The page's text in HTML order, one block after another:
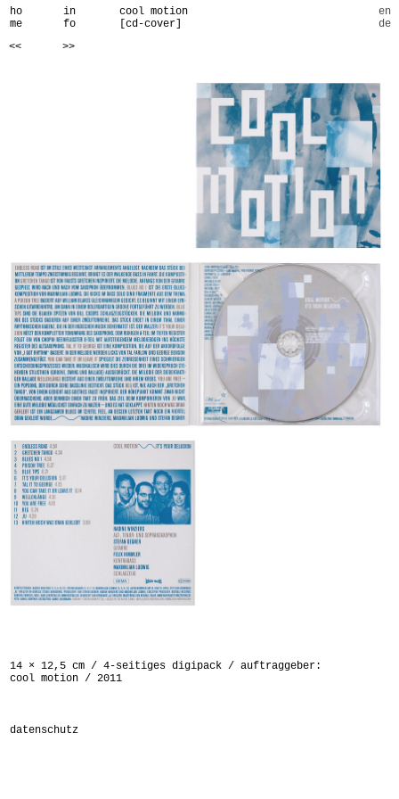
in
fo
en
de
ho
me
>>
<<
cool motion
[cd-cover]
14 × 12,5 cm / 4-seitiges digipack / auftraggeber:
cool motion / 2011
datenschutz